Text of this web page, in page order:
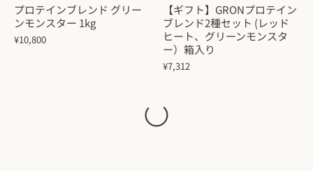
プロテインブレンド グリー
ンモンスター 1kg
¥10,800
【ギフト】GRONプロテイン
ブレンド2種セット (レッド
ヒート、グリーンモンスタ
ー）箱入り
¥7,312